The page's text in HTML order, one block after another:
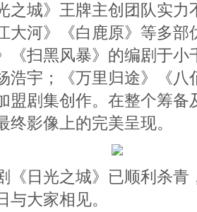
城》王牌主创团队实力
大河》《白鹿原》等多部
《扫黑风暴》的编剧于小
浩宇；《万里归途》《八
盟剧集创作。在整个筹备
终影像上的完美呈现。
日光之城》已顺利杀青
与大家相见。